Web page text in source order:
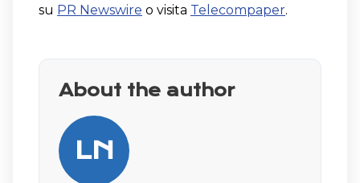
su PR Newswire o visita Telecompaper.
About the author
LN